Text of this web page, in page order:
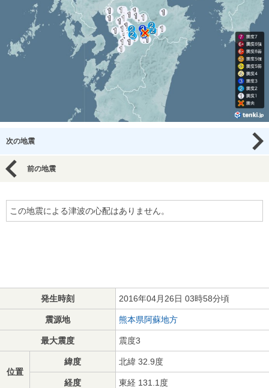
次の地震
前の地震
この地震による津波の心配はありません。
発生時刻 2016年04月26日 03時58分頃
震源地 熊本県阿蘇地方
最大震度 震度3
位置
緯度 北緯 32.9度
経度 東経 131.1度